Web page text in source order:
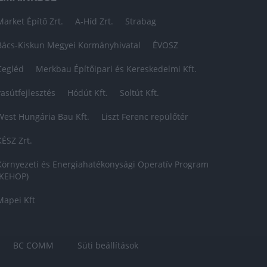
Építő Zrt. A-Híd Zrt. Strabag
Kiskun Megyei Kormányhivatal ÉVOSZ
Merkbau Építőipari és Kereskedelmi Kft.
Hódút Kft. Soltút Kft.
Hungária Bau Kft. Liszt Ferenc repülőtér
Zrt.
és Energiahatékonysági Operatív Program
Kft
BC COMM
Süti beállítások